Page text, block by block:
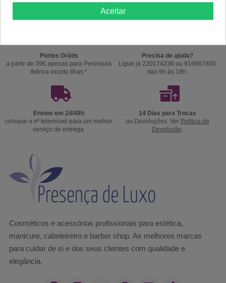
Portes Grátis
a partir de 39€ apenas para Península
Ibérica exceto Ilhas *
Precisa de ajuda?
Ligue já 220174236 ou 916967800
das 9h às 18h.
Envios em 24/48h
coloque o nº telemóvel para um melhor
serviço de entrega.
14 Dias para Trocas
ou Devoluções. Ver Politica de
Devolução.
Cosméticos e acessórios profissionais para estética,
manicure, cabeleireiro e barber shop. As melhores marcas
para cuidar de si e dos seus clientes com qualidade e
elegância.
Aceitar